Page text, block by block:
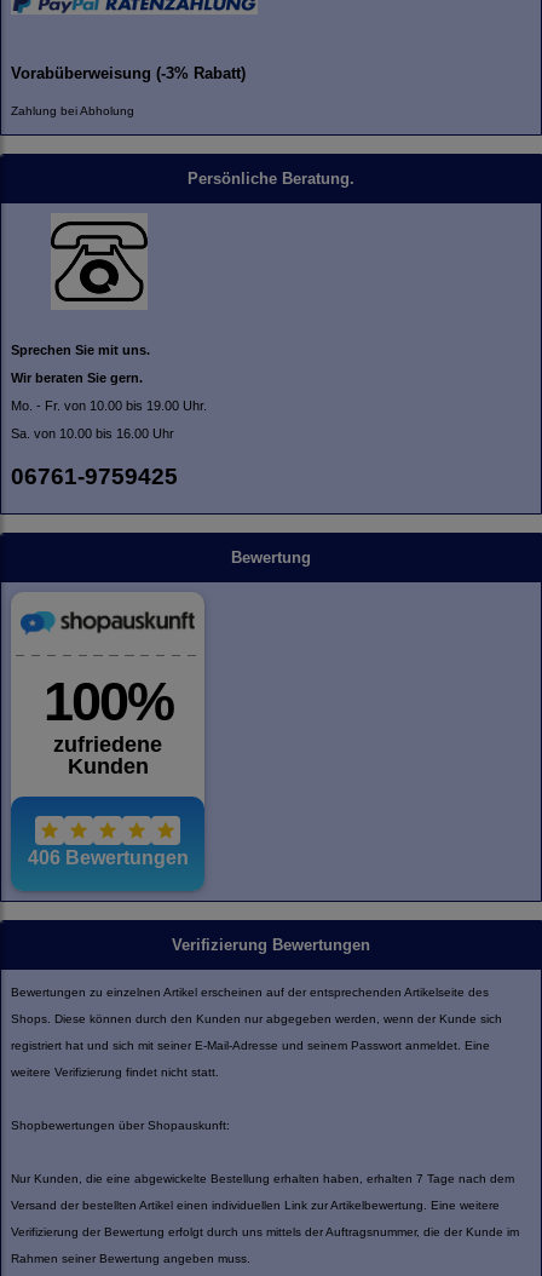
Vorabüberweisung (-3% Rabatt)
Zahlung bei Abholung
Persönliche Beratung.
Sprechen Sie mit uns.
Wir beraten Sie gern.
Mo. - Fr. von 10.00 bis 19.00 Uhr.
Sa. von 10.00 bis 16.00 Uhr
06761-9759425
Bewertung
Verifizierung Bewertungen
Bewertungen zu einzelnen Artikel erscheinen auf der entsprechenden Artikelseite des
Shops. Diese können durch den Kunden nur abgegeben werden, wenn der Kunde sich
registriert hat und sich mit seiner E-Mail-Adresse und seinem Passwort anmeldet. Eine
weitere Verifizierung findet nicht statt.
Shopbewertungen über Shopauskunft:
Nur Kunden, die eine abgewickelte Bestellung erhalten haben, erhalten 7 Tage nach dem
Versand der bestellten Artikel einen individuellen Link zur Artikelbewertung. Eine weitere
Verifizierung der Bewertung erfolgt durch uns mittels der Auftragsnummer, die der Kunde im
Rahmen seiner Bewertung angeben muss.